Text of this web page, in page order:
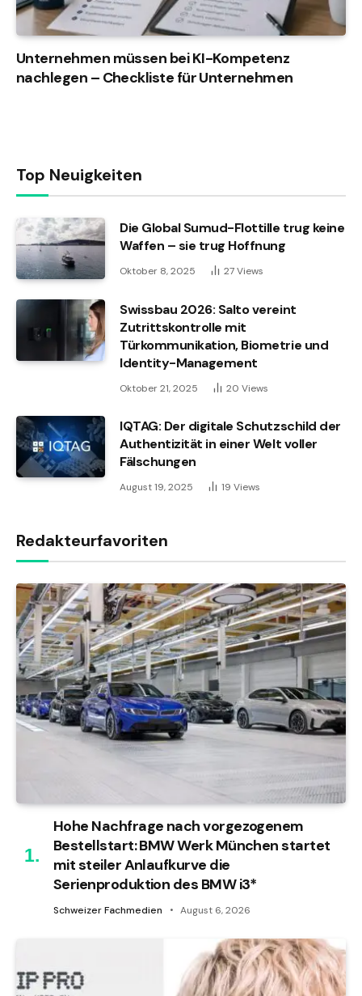
Unternehmen müssen bei KI-Kompetenz
nachlegen – Checkliste für Unternehmen
Top Neuigkeiten
Die Global Sumud-Flottille trug keine
Waffen – sie trug Hoffnung
Oktober 8, 2025 27Views
Swissbau 2026: Salto vereint
Zutrittskontrolle mit
Türkommunikation, Biometrie und
Identity-Management
Oktober 21, 2025 20 Views
IQTAG: Der digitale Schutzschild der
Authentizität in einer Welt voller
Fälschungen
August 19, 2025 19 Views
Redakteurfavoriten
Hohe Nachfrage nach vorgezogenem
Bestellstart: BMW Werk München startet
mit steiler Anlaufkurve die
Serienproduktion des BMW i3*
Schweizer Fachmedien August 6, 2026